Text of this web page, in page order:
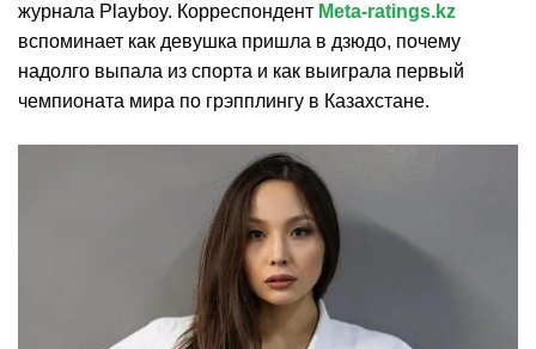
журнала Playboy. Корреспондент Meta-ratings.kz
вспоминает как девушка пришла в дзюдо, почему
надолго выпала из спорта и как выиграла первый
чемпионата мира по грэпплингу в Казахстане.